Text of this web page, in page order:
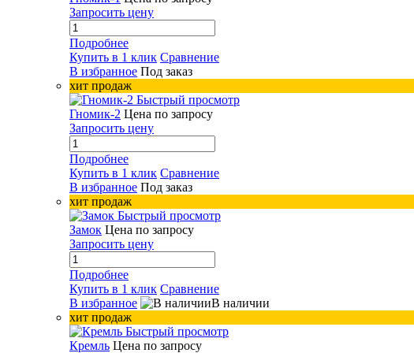
Запросить цену
Подробнее
Купить в 1 клик Сравнение
В избранное Под заказ
хит продаж
Быстрый просмотр
Гномик-2 Цена по запросу
Запросить цену
Подробнее
Купить в 1 клик Сравнение
В избранное Под заказ
хит продаж
Быстрый просмотр
Замок Цена по запросу
Запросить цену
Подробнее
Купить в 1 клик Сравнение
В избранное
В наличии
хит продаж
Быстрый просмотр
Кремль Цена по запросу